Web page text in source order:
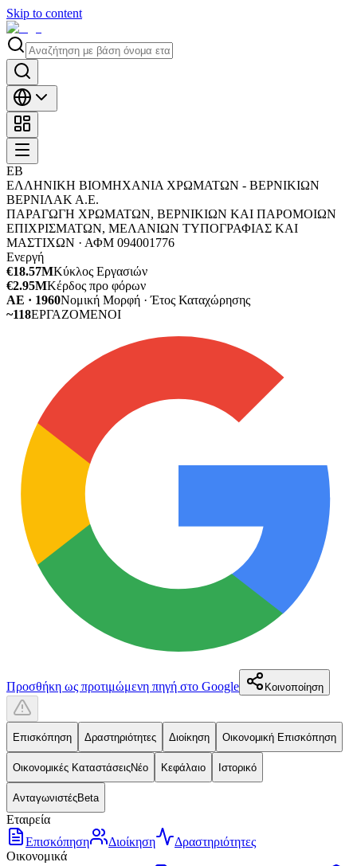
Skip to content
ΕΒ
ΕΛΛΗΝΙΚΗ ΒΙΟΜΗΧΑΝΙΑ ΧΡΩΜΑΤΩΝ - ΒΕΡΝΙΚΙΩΝ
ΒΕΡΝΙΛΑΚ Α.Ε.
ΠΑΡΑΓΩΓΗ ΧΡΩΜΑΤΩΝ, ΒΕΡΝΙΚΙΩΝ ΚΑΙ ΠΑΡΟΜΟΙΩΝ
ΕΠΙΧΡΙΣΜΑΤΩΝ, ΜΕΛΑΝΙΩΝ ΤΥΠΟΓΡΑΦΙΑΣ ΚΑΙ
ΜΑΣΤΙΧΩΝ · ΑΦΜ 094001776
Ενεργή
€18.57MΚύκλος Εργασιών
€2.95MΚέρδος προ φόρων
ΑΕ · 1960Νομική Μορφή · Έτος Καταχώρησης
~118ΕΡΓΑΖΟΜΕΝΟΙ
Προσθήκη ως προτιμώμενη πηγή στο Google Κοινοποίηση
Επισκόπηση Δραστηριότητες Διοίκηση Οικονομική Επισκόπηση
Οικονομικές ΚαταστάσειςΝέο Κεφάλαιο Ιστορικό
ΑνταγωνιστέςBeta
Εταιρεία
Επισκόπηση
Διοίκηση
Δραστηριότητες
Οικονομικά